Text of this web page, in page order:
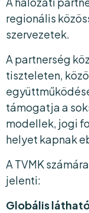
regionális
szervezetek.
A partnerség
tiszteleten,
támogatja a
modellek, jogi
helyet kapnak
A TVMK
jelenti:
Globális